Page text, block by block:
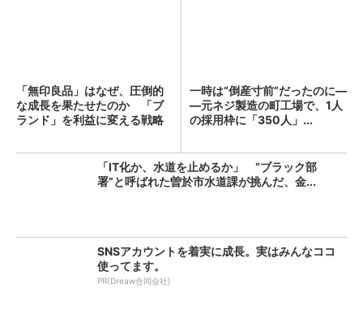
「無印良品」はなぜ、圧倒的
な成長を果たせたのか 「ブ
ランド」を利益に変える戦略
一時は“倒産寸前”だったのに―
―元ネジ製造の町工場で、1人
の採用枠に「350人」...
「IT化か、水道を止めるか」 “ブラック部
署”と呼ばれた曽於市水道課が挑んだ、金...
SNSアカウントを着実に成長。実はみんなココ
使ってます。
PR(Dreaw合同会社)